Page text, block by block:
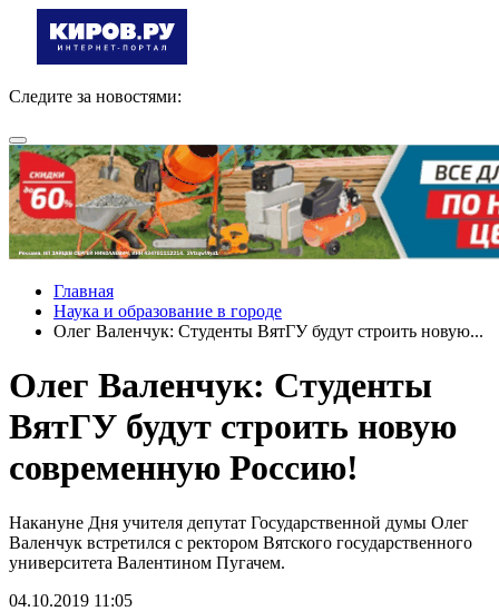
Следите за новостями:
Главная
Наука и образование в городе
Олег Валенчук: Студенты ВятГУ будут строить новую...
Олег Валенчук: Студенты
ВятГУ будут строить новую
современную Россию!
Накануне Дня учителя депутат Государственной думы Олег
Валенчук встретился с ректором Вятского государственного
университета Валентином Пугачем.
04.10.2019 11:05